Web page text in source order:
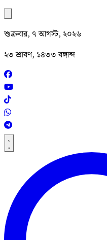
শুক্রবার, ৭ আগস্ট, ২০২৬
২৩ শ্রাবণ, ১৪৩৩ বঙ্গাব্দ